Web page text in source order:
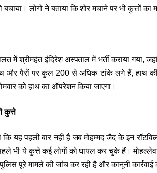
लोगों ने बताया कि शोर मचाने पर भी कुत्तों का
में श्रीमहंत इंदिरेश अस्पताल में भर्ती कराया गया,
हाथ और पैरों पर कुल 200 से अधिक टांके लगे हैं, हाथ
को हाथ का ऑपरेशन किया जाएगा।
कुत्ते
यह पहली बार नहीं है जब मोहम्मद जैद के इन
भी ये कुत्ते कई लोगों को घायल कर चुके हैं।
पूरे मामले की जांच कर रही है और कानूनी